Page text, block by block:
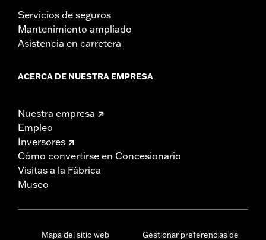
Servicios de seguros
Mantenimiento ampliado
Asistencia en carretera
ACERCA DE NUESTRA EMPRESA
Nuestra empresa
Empleo
Inversores
Cómo convertirse en Concesionario
Visitas a la Fábrica
Museo
Mapa del sitio web
Gestionar preferencias de